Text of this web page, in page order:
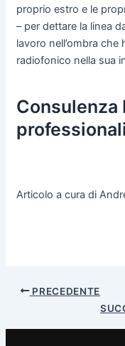
proprio estro e le
– per dettare la linea
lavoro nell’ombra
radiofonico nella sua
Consulenza
Articolo a cura di
PRECEDENTE